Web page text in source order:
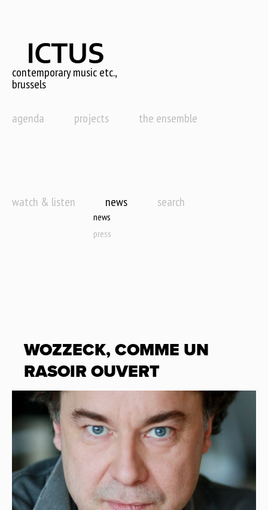
content
contemporary music etc.,
brussels
agenda projects the ensemble
watch & listen news
news
press
search
WOZZECK, COMME UN
RASOIR OUVERT